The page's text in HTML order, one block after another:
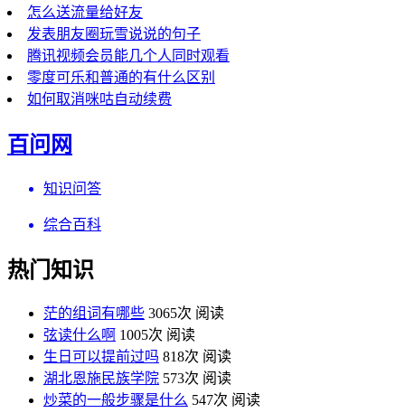
怎么送流量给好友
发表朋友圈玩雪说说的句子
腾讯视频会员能几个人同时观看
零度可乐和普通的有什么区别
如何取消咪咕自动续费
百问网
知识问答
综合百科
热门知识
茫的组词有哪些 3065次 阅读
弦读什么啊 1005次 阅读
生日可以提前过吗 818次 阅读
湖北恩施民族学院 573次 阅读
炒菜的一般步骤是什么 547次 阅读